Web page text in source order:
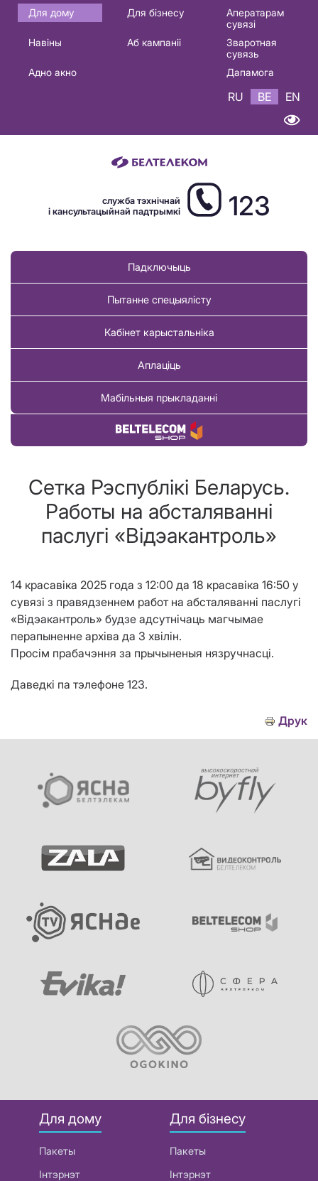
Основная
навигация
Для дому Для бізнесу
Аператарам
сувязі
Навіны
Аб кампаніі
Зваротная
сувязь
Адно акно
Дапамога
RU BE EN
служба тэхнічнай
і кансультацыйнай падтрымкі
123
Падключыць
Пытанне спецыялісту
Кабінет карыстальніка
Аплаціць
Мабільныя прыкладанні
Купіць тавар
Сетка Рэспублiкi Беларусь.
Работы на абсталяваннi
паслугi «Вiдэакантроль»
14 красавіка 2025 года з 12:00 да 18 красавіка 16:50 у
сувязі з правядзеннем работ на абсталяванні паслугі
«Відэакантроль» будзе адсутнічаць магчымае
перапыненне архiва да 3 хвілін.
Просім прабачэння за прычыненыя нязручнасці.
Даведкі па тэлефоне 123.
Друк
Для дому
Пакеты
Інтэрнэт
Для бізнесу
Пакеты
Інтэрнэт